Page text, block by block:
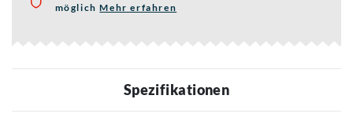
möglichMehr erfahren
Spezifikationen